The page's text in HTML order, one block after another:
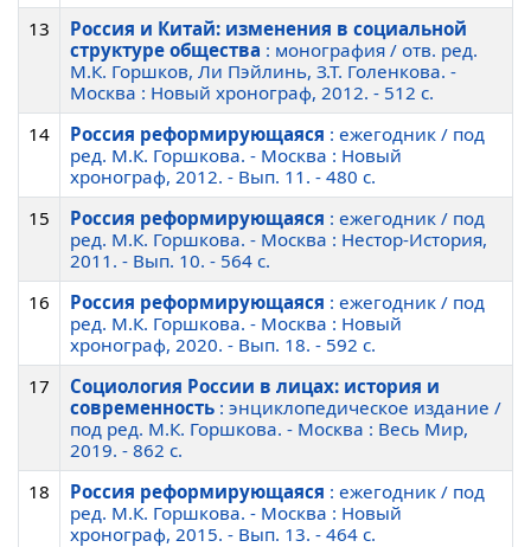
13
Россия и Китай: изменения в социальной
структуре общества : монография / отв. ред.
М.К. Горшков, Ли Пэйлинь, З.Т. Голенкова. -
Москва : Новый хронограф, 2012. - 512 c.
14
Россия реформирующаяся : ежегодник / под
ред. М.К. Горшкова. - Москва : Новый
хронограф, 2012. - Вып. 11. - 480 c.
15
Россия реформирующаяся : ежегодник / под
ред. М.К. Горшкова. - Москва : Нестор-История,
2011. - Вып. 10. - 564 c.
16
Россия реформирующаяся : ежегодник / под
ред. М.К. Горшкова. - Москва : Новый
хронограф, 2020. - Вып. 18. - 592 c.
17
Социология России в лицах: история и
современность : энциклопедическое издание /
под ред. М.К. Горшкова. - Москва : Весь Мир,
2019. - 862 c.
18
Россия реформирующаяся : ежегодник / под
ред. М.К. Горшкова. - Москва : Новый
хронограф, 2015. - Вып. 13. - 464 c.